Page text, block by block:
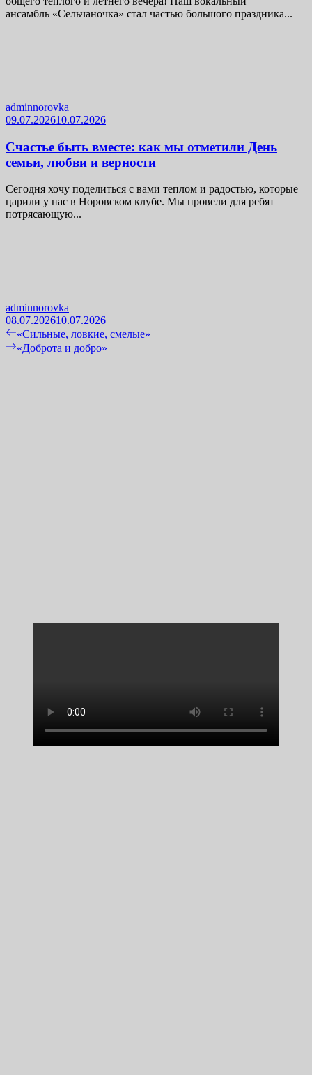
ансамбль «Сельчаночка» стал частью большого праздника...
adminnorovka
09.07.202610.07.2026
Счастье быть вместе: как мы отметили День
семьи, любви и верности
Сегодня хочу поделиться с вами теплом и радостью, которые
царили у нас в Норовском клубе. Мы провели для ребят
потрясающую...
adminnorovka
08.07.202610.07.2026
Навигация
по
Previous
post:
«Сильные, ловкие, смелые»
Next
«Доброта и добро»